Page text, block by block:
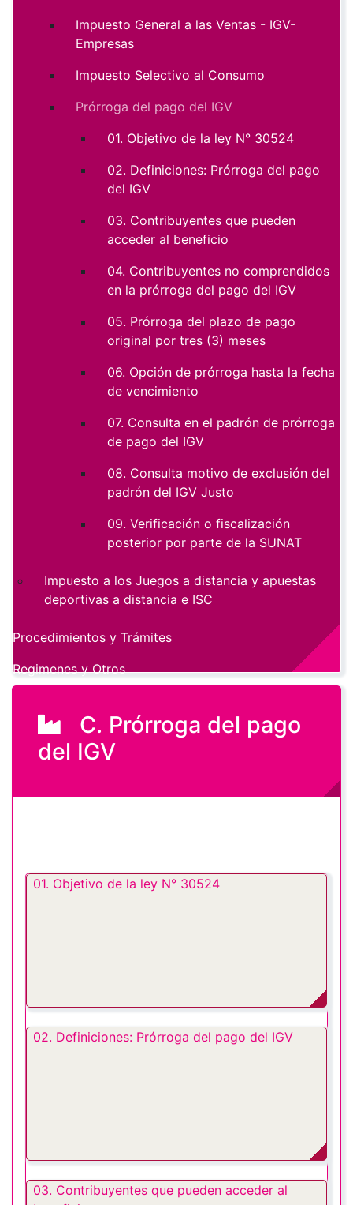
C. Prórroga del pago
del IGV
01. Objetivo de la ley N° 30524
02. Definiciones: Prórroga del pago del IGV
03. Contribuyentes que pueden acceder al
Impuesto General a las Ventas - IGV-
Empresas
Impuesto Selectivo al Consumo
Prórroga del pago del IGV
01. Objetivo de la ley N° 30524
02. Definiciones: Prórroga del pago
del IGV
03. Contribuyentes que pueden
acceder al beneficio
04. Contribuyentes no comprendidos
en la prórroga del pago del IGV
05. Prórroga del plazo de pago
original por tres (3) meses
06. Opción de prórroga hasta la fecha
de vencimiento
07. Consulta en el padrón de prórroga
de pago del IGV
08. Consulta motivo de exclusión del
padrón del IGV Justo
09. Verificación o fiscalización
posterior por parte de la SUNAT
Impuesto a los Juegos a distancia y apuestas
deportivas a distancia e ISC
Procedimientos y Trámites
Regimenes y Otros